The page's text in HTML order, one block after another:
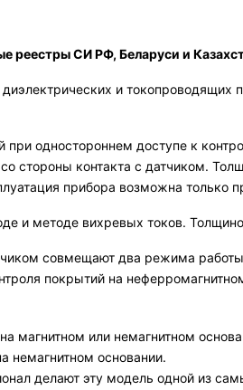
реестры СИ РФ, Беларуси и
и
одностороннем доступе к
стороны контакта с датчиком.
прибора возможна только
и методе вихревых токов.
совмещают два режима работы:
покрытий на
магнитном или немагнитном
немагнитном основании.
делают эту модель одной из